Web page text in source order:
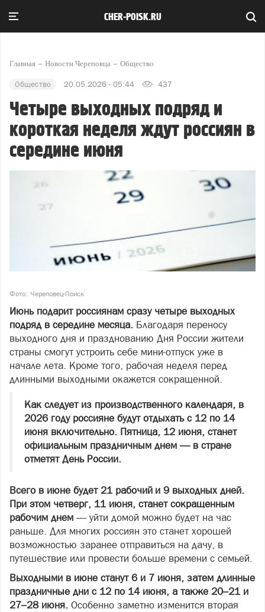
CHER-POISK.RU
Главная Новости Череповца Общество
Общество 20.05.2026 - 05:44 437
Четыре выходных подряд и
короткая неделя ждут россиян в
середине июня
Фото: Череповец-Поиск
Июнь подарит россиянам сразу четыре выходных
подряд в середине месяца. Благодаря переносу
выходного дня и празднованию Дня России жители
страны смогут устроить себе мини-отпуск уже в
начале лета. Кроме того, рабочая неделя перед
длинными выходными окажется сокращенной.
Как следует из производственного календаря, в
2026 году россияне будут отдыхать с 12 по 14
июня включительно. Пятница, 12 июня, станет
официальным праздничным днем — в стране
отметят День России.
Всего в июне будет 21 рабочий и 9 выходных дней.
При этом четверг, 11 июня, станет сокращенным
рабочим днем — уйти домой можно будет на час
раньше. Для многих россиян это станет хорошей
возможностью заранее отправиться на дачу, в
путешествие или провести больше времени с семьей.
Выходными в июне станут 6 и 7 июня, затем длинные
праздничные дни с 12 по 14 июня, а также 20–21 и
27–28 июня. Особенно заметно изменится вторая